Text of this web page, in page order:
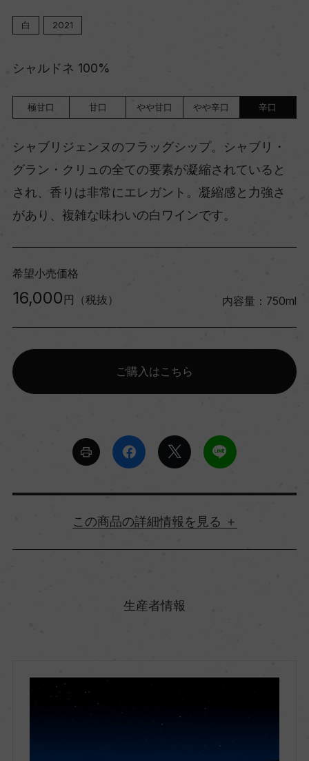
白 2021
シャルドネ 100%
極甘口 甘口 やや甘口 やや辛口 辛口
シャブリジェンヌのフラッグシップ。シャブリ・
グラン・クリュの全ての要素が凝縮されていると
され、香りは非常にエレガント。凝縮感と力強さ
があり、複雑な味わいの白ワインです。
希望小売価格
16,000 円（税抜） 内容量：750ml
ご購入はこちら
詳細情報
生産者情報